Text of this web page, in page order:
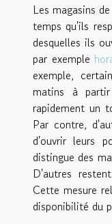
Les magasins
temps qu'ils
desquelles ils
par exemple
exemple,
matins à
rapidement un
Par contre,
d'ouvrir leurs
distingue des
D'autres
Cette mesure
disponibilité du